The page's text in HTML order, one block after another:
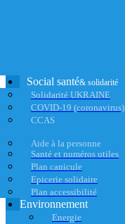
Social santé& solidarité
Solidarité UKRAINE
COVID-19 (coronavirus)
CCAS
Aide à la personne
Santé et numéros utiles
Plan canicule
Epicerie solidaire
Plan accessibilité
Environnement
Energie